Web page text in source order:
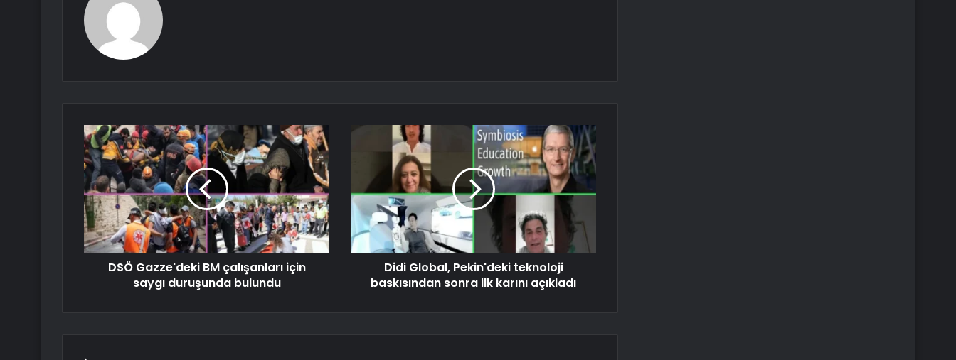
DSÖ Gazze'deki BM çalışanları için
saygı duruşunda bulundu
Didi Global, Pekin'deki teknoloji
baskısından sonra ilk karını açıkladı